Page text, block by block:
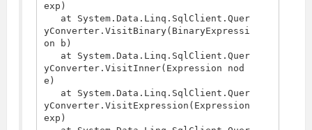
exp)
yConverter.VisitBinary(BinaryExpressi
on b)
yConverter.VisitInner(Expression nod
e)
yConverter.VisitExpression(Expression
exp)